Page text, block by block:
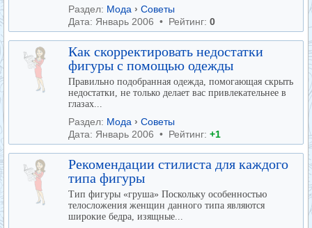
Раздел: Мода › Советы
Дата: Январь 2006 • Рейтинг: 0
Как скорректировать недостатки
фигуры с помощью одежды
Правильно подобранная одежда, помогающая скрыть
недостатки, не только делает вас привлекательнее в
глазах...
Раздел: Мода › Советы
Дата: Январь 2006 • Рейтинг: +1
Рекомендации стилиста для каждого
типа фигуры
Тип фигуры «груша» Поскольку особенностью
телосложения женщин данного типа являются
широкие бедра, изящные...